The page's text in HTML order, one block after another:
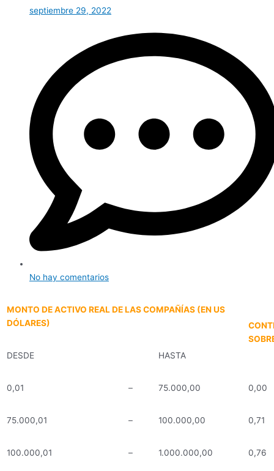
septiembre 29, 2022
No hay comentarios
MONTO DE ACTIVO REAL DE LAS COMPAÑÍAS (EN US
DÓLARES)
DESDE
HASTA
0,01 – 75.000,00 0,00
75.000,01 – 100.000,00 0,71
100.000,01 – 1.000.000,00 0,76